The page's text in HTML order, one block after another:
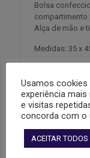
Bolsa
compartimento
Alça de mão e
Medidas: 35 x
Carrinho
Usamos
experiência
e visitas
concorda com o
ACEITAR TODOS